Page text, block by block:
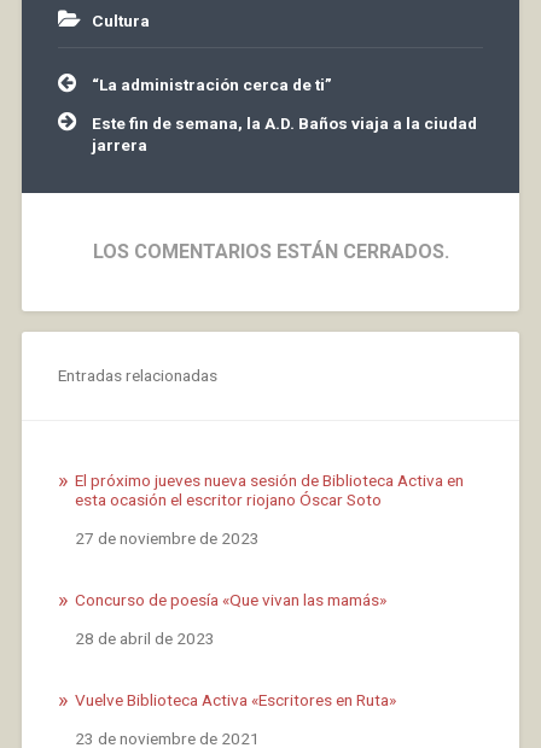
Cultura
Navegación
de
entradas
“La administración cerca de ti”
Este fin de semana, la A.D. Baños viaja a la ciudad
jarrera
LOS COMENTARIOS ESTÁN CERRADOS.
Entradas relacionadas
El próximo jueves nueva sesión de Biblioteca Activa en
esta ocasión el escritor riojano Óscar Soto
Fecha
27 de noviembre de 2023
Concurso de poesía «Que vivan las mamás»
Fecha
28 de abril de 2023
Vuelve Biblioteca Activa «Escritores en Ruta»
Fecha
23 de noviembre de 2021